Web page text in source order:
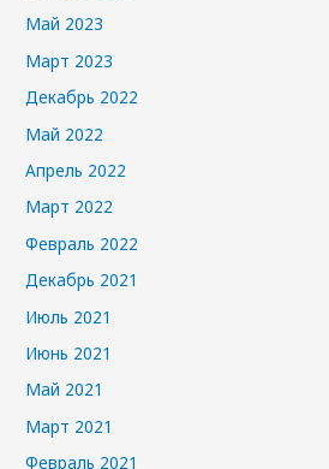
Май 2023
Март 2023
Декабрь 2022
Май 2022
Апрель 2022
Март 2022
Февраль 2022
Декабрь 2021
Июль 2021
Июнь 2021
Май 2021
Март 2021
Февраль 2021